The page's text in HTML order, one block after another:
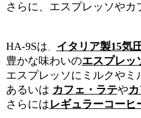
さらに、エスプレッソやカ
HA-9Sは、 イタリア製15気
豊かな味わいのエスプレッ
エスプレッソにミルクやミ
あるいは カフェ・ラテや
さらにはレギュラーコーヒ